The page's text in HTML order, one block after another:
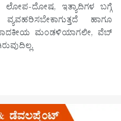
ಲೋಪ-ದೋಷ, ಇತ್ಯಾದಿಗಳ ಬಗ್ಗೆ
ಹಾಗೂ
ಮಂಡಳಿಯಾಗಲೀ, ವೆಬ್